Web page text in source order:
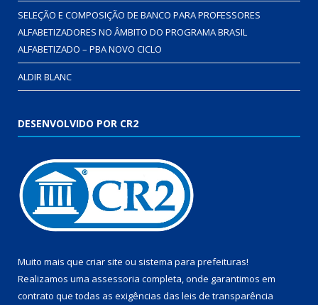
SELEÇÃO E COMPOSIÇÃO DE BANCO PARA PROFESSORES
ALFABETIZADORES NO ÂMBITO DO PROGRAMA BRASIL
ALFABETIZADO – PBA NOVO CICLO
ALDIR BLANC
DESENVOLVIDO POR CR2
Muito mais que criar site ou sistema para prefeituras!
Realizamos uma assessoria completa, onde garantimos em
contrato que todas as exigências das leis de transparência